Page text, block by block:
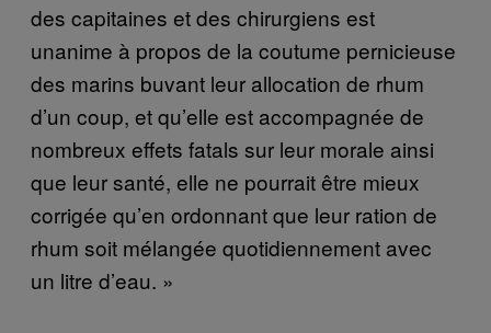
des capitaines et des chirurgiens est
unanime à propos de la coutume pernicieuse
des marins buvant leur allocation de rhum
d’un coup, et qu’elle est accompagnée de
nombreux effets fatals sur leur morale ainsi
que leur santé, elle ne pourrait être mieux
corrigée qu’en ordonnant que leur ration de
rhum soit mélangée quotidiennement avec
un litre d’eau. »